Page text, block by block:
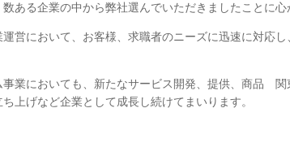
数ある企業の中から弊社選んでいただきましたことに
運営において、お客様、求職者のニーズに迅速に対応
事業においても、新たなサービス開発、提供、
上げなど企業として成長し続けてまいります。